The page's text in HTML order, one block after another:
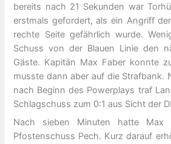
bereits nach 21 Sekunden war
erstmals gefordert, als ein Angriff
rechte Seite gefährlich wurde.
Schuss von der Blauen Linie den
Gäste. Kapitän Max Faber konnte
musste dann aber auf die Strafbank.
nach Beginn des Powerplays traf
Schlagschuss zum 0:1 aus Sicht der
Nach sieben Minuten hatte Max
Pfostenschuss Pech. Kurz darauf